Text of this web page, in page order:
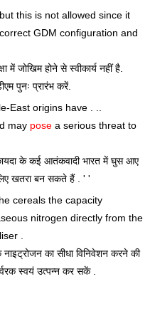
this is not allowed since it
GDM configuration and
में जोखिम होने से स्वीकार्य नहीं है.
पुनः प्रारंभ करें.
East origins have . ..
may pose a serious threat to
के कई आतंकवादी भारत में घुस आए
खतरा बन सकते हैं . ' '
cereals the capacity
nitrogen directly from the
.
नाइट्रोजन का सीधा विनिवेशन करने की
स्वयं उत्पन्न कर सकें .